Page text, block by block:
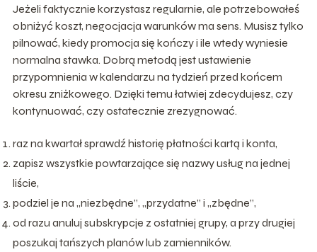
Jeżeli faktycznie korzystasz regularnie, ale potrzebowałeś
obniżyć koszt, negocjacja warunków ma sens. Musisz tylko
pilnować, kiedy promocja się kończy i ile wtedy wyniesie
normalna stawka. Dobrą metodą jest ustawienie
przypomnienia w kalendarzu na tydzień przed końcem
okresu zniżkowego. Dzięki temu łatwiej zdecydujesz, czy
kontynuować, czy ostatecznie zrezygnować.
raz na kwartał sprawdź historię płatności kartą i konta,
zapisz wszystkie powtarzające się nazwy usług na jednej
liście,
podziel je na „niezbędne”, „przydatne” i „zbędne”,
od razu anuluj subskrypcje z ostatniej grupy, a przy drugiej
poszukaj tańszych planów lub zamienników.